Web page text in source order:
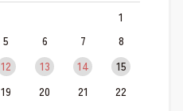
1
5 6 7
8
12 13 14
15
19 20 21
22